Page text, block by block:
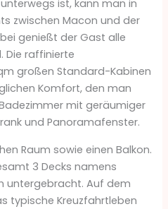
ist, kann man in
zwischen Macon und der
genießt der Gast alle
Die raffinierte
großen Standard-Kabinen
Komfort, den man
mit geräumiger
und Panoramafenster.
Raum sowie einen Balkon.
3 Decks namens
untergebracht. Auf dem
typische Kreuzfahrtleben